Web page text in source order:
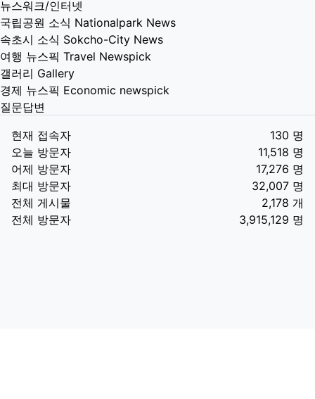
뉴스워크/인터넷
국립공원 소식 Nationalpark News
속초시 소식 Sokcho-City News
여행 뉴스픽 Travel Newspick
갤러리 Gallery
경제 뉴스픽 Economic newspick
질문답변
현재 접속자
130 명
오늘 방문자
11,518 명
어제 방문자
17,276 명
최대 방문자
32,007 명
전체 게시물
2,178 개
전체 방문자
3,915,129 명